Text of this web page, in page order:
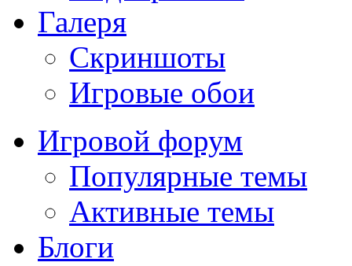
Галеря
Скриншоты
Игровые обои
Игровой форум
Популярные темы
Активные темы
Блоги